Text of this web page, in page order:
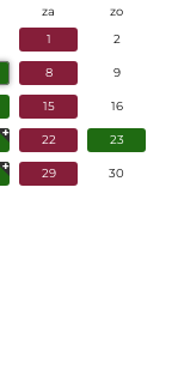
za
zo
1
2
8 9
15 16
22 23
29 30